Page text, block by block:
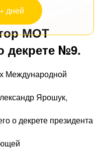
дней
МОТ
декрете №9.
Международной
Ярошук,
о декрете президента